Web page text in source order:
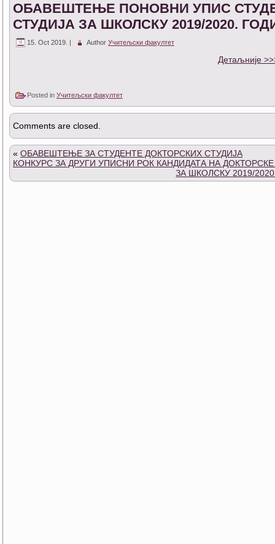
ОБАВЕШТЕЊЕ ПОНОВНИ УПИС
СТУДИЈА ЗА ШКОЛСКУ 2019/2020.
15. Oct 2019. | Author Учитељски факултет
Детаљније
Posted in Учитељски факултет
Comments are closed.
« ОБАВЕШТЕЊЕ ЗА СТУДЕНТЕ ДОКТОРСКИХ СТУДИЈА
КОНКУРС ЗА ДРУГИ УПИСНИ РОК КАНДИДАТА НА
ЗА ШКОЛСКУ 2019/